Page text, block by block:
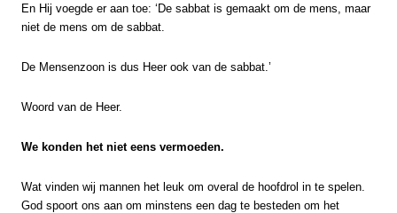
En Hij voegde er aan toe: ‘De sabbat is gemaakt om de mens, maar
niet de mens om de sabbat.
De Mensenzoon is dus Heer ook van de sabbat.’
Woord van de Heer.
We konden het niet eens vermoeden.
Wat vinden wij mannen het leuk om overal de hoofdrol in te spelen.
God spoort ons aan om minstens een dag te besteden om het